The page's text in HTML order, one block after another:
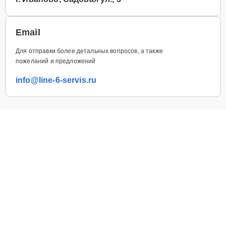
Email
Для отправки более детальных вопросов, а также
пожеланий и предложений
info@line-6-servis.ru